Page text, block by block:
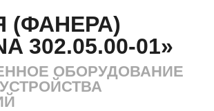
(ФАНЕРА)
302.05.00-01»
ОБОРУДОВАНИЕ